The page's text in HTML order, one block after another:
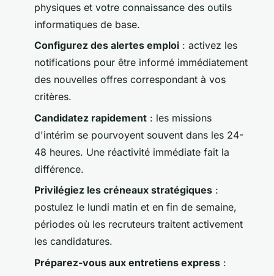
physiques et votre connaissance des outils
informatiques de base.
Configurez des alertes emploi : activez les
notifications pour être informé immédiatement
des nouvelles offres correspondant à vos
critères.
Candidatez rapidement : les missions
d'intérim se pourvoyent souvent dans les 24-
48 heures. Une réactivité immédiate fait la
différence.
Privilégiez les créneaux stratégiques :
postulez le lundi matin et en fin de semaine,
périodes où les recruteurs traitent activement
les candidatures.
Préparez-vous aux entretiens express :